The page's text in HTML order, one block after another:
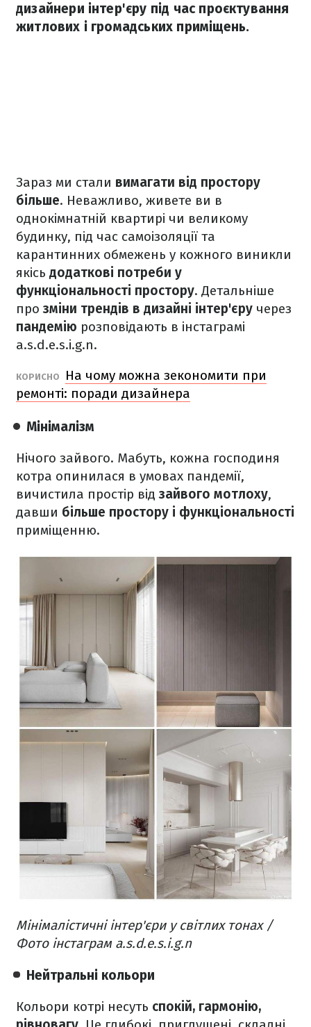
дизайнери інтер'єру під час проєктування
житлових і громадських приміщень.
Зараз ми стали вимагати від простору
більше. Неважливо, живете ви в
однокімнатній квартирі чи великому
будинку, під час самоізоляції та
карантинних обмежень у кожного виникли
якісь додаткові потреби у
функціональності простору. Детальніше
прозміни трендів в дизайні інтер'єру через
пандемію розповідають в інстаграмі
a.s.d.e.s.i.g.n.
КОРИСНО
На чому можна зекономити при
ремонті: поради дизайнера
Мінімалізм
Нічого зайвого. Мабуть, кожна господиня
котра опинилася в умовах пандемії,
вичистила простір відзайвого мотлоху,
давши більше простору і функціональності
приміщенню.
Мінімалістичні інтер'єри у світлих тонах /
Фото інстаграм a.s.d.e.s.i.g.n
Нейтральні кольори
Кольори котрі несуть спокій, гармонію,